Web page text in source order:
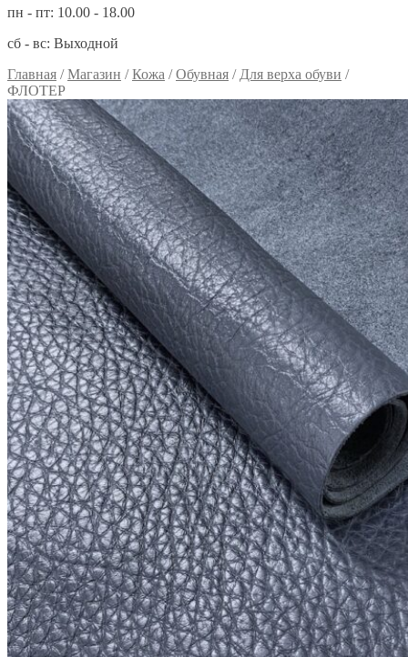
пн - пт: 10.00 - 18.00
сб - вс: Выходной
Главная /Магазин /Кожа /Обувная / Для верха обуви /
ФЛОТЕР